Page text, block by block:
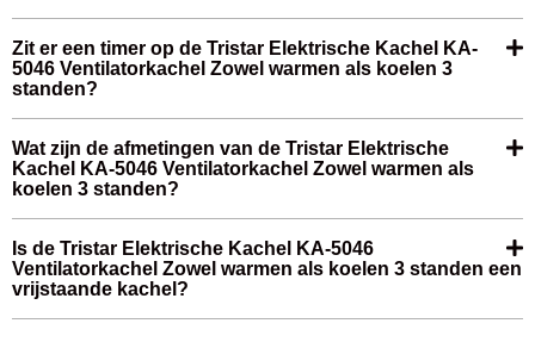
Zit er een timer op de Tristar Elektrische Kachel KA-
5046 Ventilatorkachel Zowel warmen als koelen 3
standen?
Wat zijn de afmetingen van de Tristar Elektrische
Kachel KA-5046 Ventilatorkachel Zowel warmen als
koelen 3 standen?
Is de Tristar Elektrische Kachel KA-5046
Ventilatorkachel Zowel warmen als koelen 3 standen een
vrijstaande kachel?